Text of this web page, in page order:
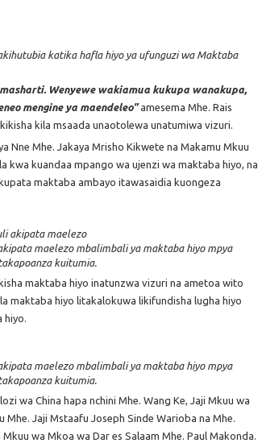
katika hafla hiyo ya ufunguzi wa Maktaba
Wenyewe wakiamua kukupa wanakupa,
mengine ya maendeleo”amesema Mhe. Rais
kila msaada unaotolewa unatumiwa vizuri.
Nne Mhe. Jakaya Mrisho Kikwete na Makamu Mkuu
kwa kuandaa mpango wa ujenzi wa maktaba hiyo, na
maktaba ambayo itawasaidia kuongeza
maelezo mbalimbali ya maktaba hiyo mpya
kuitumia.
maktaba hiyo inatunzwa vizuri na ametoa wito
maktaba hiyo litakalokuwa likifundisha lugha hiyo
maelezo mbalimbali ya maktaba hiyo mpya
kuitumia.
wa China hapa nchini Mhe. Wang Ke, Jaji Mkuu wa
Mhe. Jaji Mstaafu Joseph Sinde Warioba na Mhe.
wa Mkoa wa Dar es Salaam Mhe. Paul Makonda.